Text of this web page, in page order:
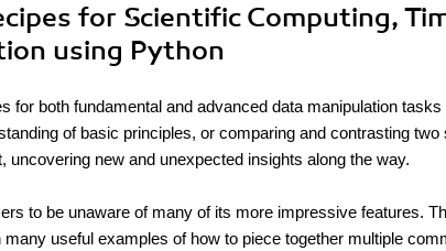
for Scientific Computing,
using Python
for both fundamental and advanced data manipulation tasks
of basic principles, or comparing and contrasting two
new and unexpected insights along the way.
to be unaware of many of its more impressive features.
useful examples of how to piece together multiple